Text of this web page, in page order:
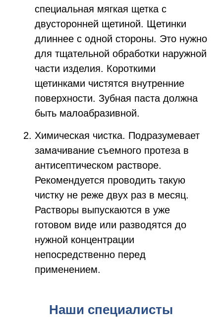
специальная мягкая щетка с
двусторонней щетиной. Щетинки
длиннее с одной стороны. Это нужно
для тщательной обработки наружной
части изделия. Короткими
щетинками чистятся внутренние
поверхности. Зубная паста должна
быть малоабразивной.
Химическая чистка. Подразумевает
замачивание съемного протеза в
антисептическом растворе.
Рекомендуется проводить такую
чистку не реже двух раз в месяц.
Растворы выпускаются в уже
готовом виде или разводятся до
нужной концентрации
непосредственно перед
применением.
Наши специалисты